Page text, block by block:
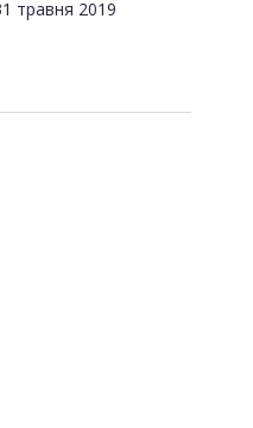
травня 2019